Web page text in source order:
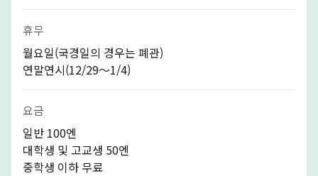
휴무
월요일(국경일의 경우는 폐관)
연말연시(12/29～1/4)
요금
일반 100엔
대학생 및 고교생 50엔
중학생 이하 무료